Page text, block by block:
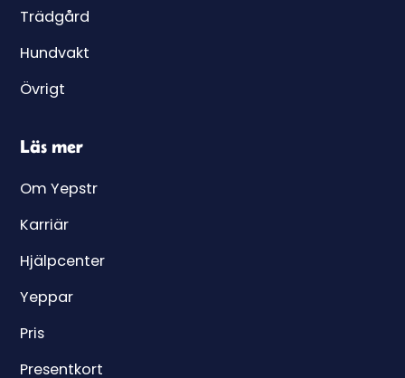
Trädgård
Hundvakt
Övrigt
Läs mer
Om Yepstr
Karriär
Hjälpcenter
Yeppar
Pris
Presentkort